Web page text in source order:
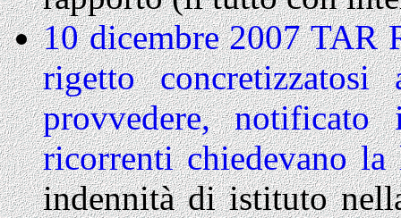
10 dicembre 2007 TAR
rigetto
provvedere,
ricorrenti chiedevano
indennità di istituto